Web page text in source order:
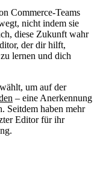
Commerce-Teams
, nicht indem sie
diese Zukunft wahr
der dir hilft,
lernen und dich
um auf der
– eine Anerkennung
Seitdem haben mehr
Editor für ihr